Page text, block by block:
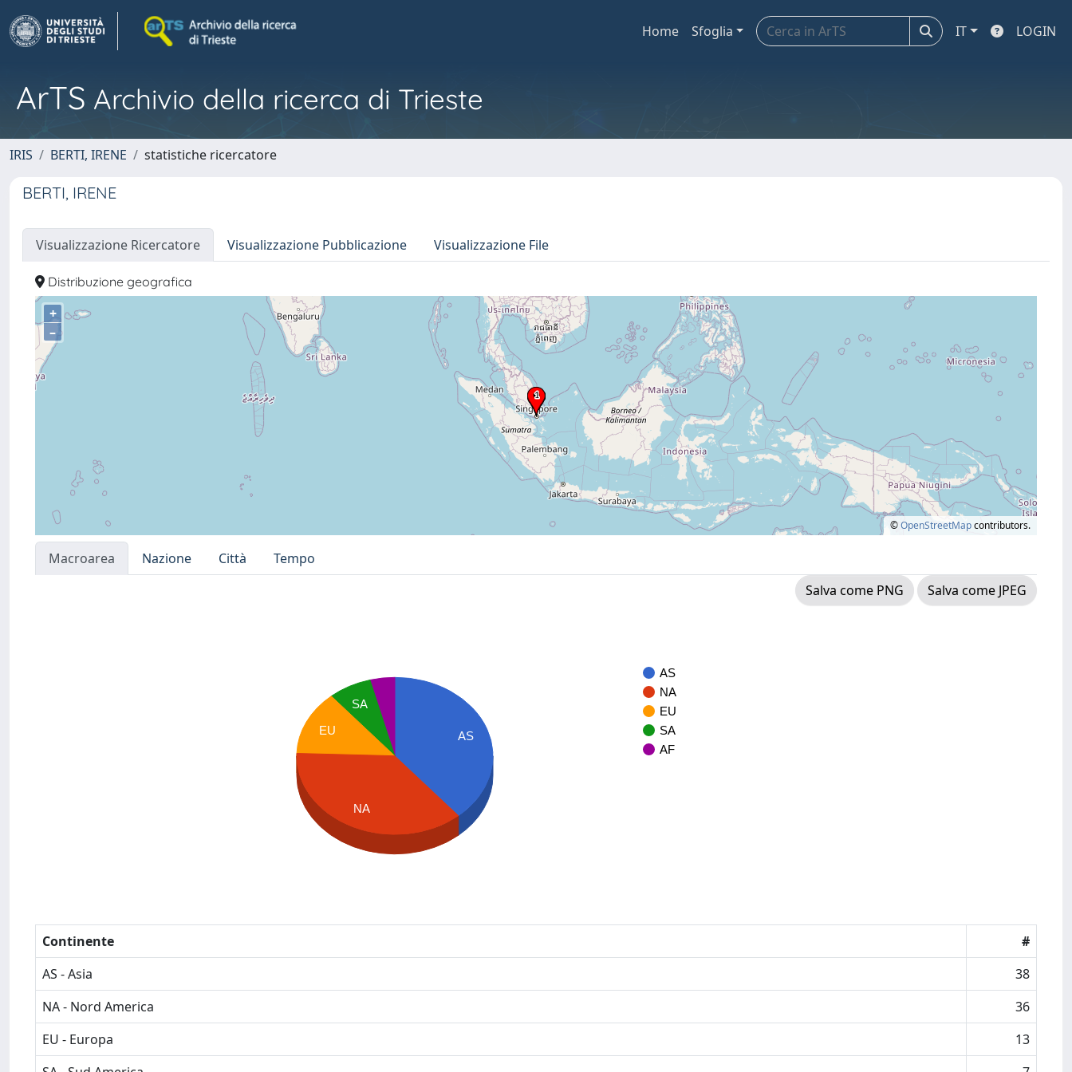
Home Sfoglia IT LOGIN
ArTS Archivio della ricerca di Trieste
IRIS BERTI, IRENE statistiche ricercatore
BERTI, IRENE
Visualizzazione Ricercatore Visualizzazione Pubblicazione Visualizzazione File
Distribuzione geografica
+
–
©OpenStreetMapcontributors.
Macroarea Nazione Città
Tempo
Salva come PNG
Salva come JPEG
AS
NA
EU
SA
AF
AS
SA
EU
NA
Continente
#
AS - Asia
38
NA - Nord America
36
EU - Europa
13